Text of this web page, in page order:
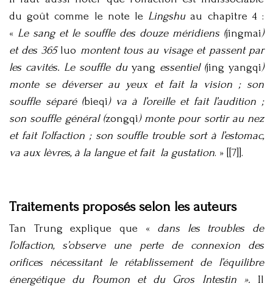
du goût comme le note le Lingshuau chapitre 4 :
« Le sang et le souffle des douze méridiens (jingmai)
et des 365luo montent tous au visage et passent par
les cavités. Le souffle du yangessentiel (jing yangqi)
monte se déverser au yeux et fait la vision ; son
souffle séparé (bieqi) va à l’oreille et fait l’audition ;
son souffle général (zongqi) monte pour sortir au nez
et fait l’olfaction ; son souffle trouble sort à l’estomac,
va aux lèvres, à la langue et fait la gustation. » [[7]].
Traitements proposés selon les auteurs
Tan Trung explique que « dans les troubles de
l’olfaction, s’observe une perte de connexion des
orifices nécessitant le rétablissement de l’équilibre
énergétique du Poumon et du Gros Intestin ». Il